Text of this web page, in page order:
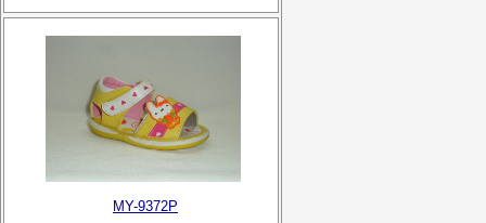
MY-9372P